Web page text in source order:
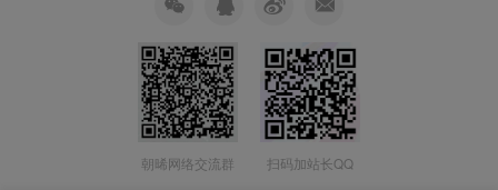
朝晞网络交流群 扫码加站长QQ